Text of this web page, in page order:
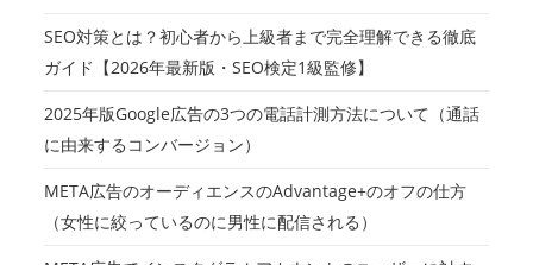
SEO対策とは？初心者から上級者まで完全理解できる徹底
ガイド【2026年最新版・SEO検定1級監修】
2025年版Google広告の3つの電話計測方法について（通話
に由来するコンバージョン）
META広告のオーディエンスのAdvantage+のオフの仕方
（女性に絞っているのに男性に配信される）